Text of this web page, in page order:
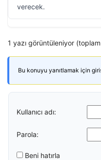
verecek.
1 yazı görüntüleniyor
Bu konuyu yanıtlamak için
Kullanıcı adı:
Parola:
Beni hatırla